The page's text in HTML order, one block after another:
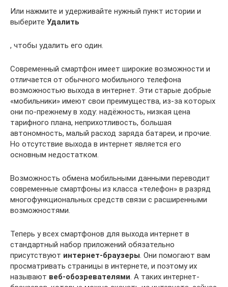
Или нажмите и удерживайте нужный пункт истории и
выберите Удалить
, чтобы удалить его один.
Современный смартфон имеет широкие возможности и
отличается от обычного мобильного телефона
возможностью выхода в интернет. Эти старые добрые
«мобильники» имеют свои преимущества, из-за которых
они по-прежнему в ходу: надёжность, низкая цена
тарифного плана, неприхотливость, большая
автономность, малый расход заряда батареи, и прочие.
Но отсутствие выхода в интернет является его
основным недостатком.
Возможность обмена мобильными данными переводит
современные смартфоны из класса «телефон» в разряд
многофункциональных средств связи с расширенными
возможностями.
Теперь у всех смартфонов для выхода интернет в
стандартный набор приложений обязательно
присутствуют интернет-браузеры. Они помогают вам
просматривать страницы в интернете, и поэтому их
называют веб-обозревателями. А таких интернет-